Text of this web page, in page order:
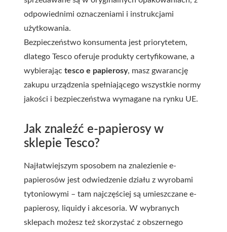
odpowiednimi oznaczeniami i instrukcjami
użytkowania.
Bezpieczeństwo konsumenta jest priorytetem,
dlatego Tesco oferuje produkty certyfikowane, a
wybierając tesco e papierosy, masz gwarancję
zakupu urządzenia spełniającego wszystkie normy
jakości i bezpieczeństwa wymagane na rynku UE.
Jak znaleźć e-papierosy w
sklepie Tesco?
Najłatwiejszym sposobem na znalezienie e-
papierosów jest odwiedzenie działu z wyrobami
tytoniowymi – tam najczęściej są umieszczane e-
papierosy, liquidy i akcesoria. W wybranych
sklepach możesz też skorzystać z obszernego